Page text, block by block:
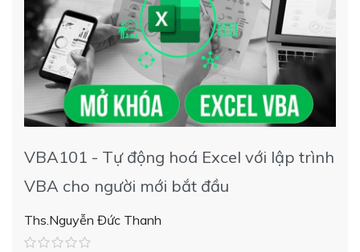
VBA101 - Tự động hoá Excel với lập trình
VBA cho người mới bắt đầu
Ths.Nguyễn Đức Thanh